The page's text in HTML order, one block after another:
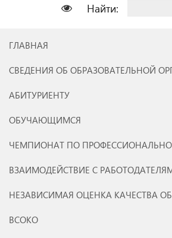
Найти:
ГЛАВНАЯ
СВЕДЕНИЯ ОБ ОБРАЗОВАТЕЛЬНОЙ
АБИТУРИЕНТУ
ОБУЧАЮЩИМСЯ
ЧЕМПИОНАТ ПО
ВЗАИМОДЕЙСТВИЕ С
НЕЗАВИСИМАЯ ОЦЕНКА КАЧЕСТВА
ВСОКО